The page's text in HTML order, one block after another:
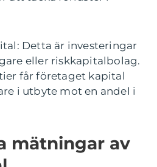
Detta är investeringar
eller riskkapitalbolag.
får företaget kapital
i utbyte mot en andel i
mätningar av